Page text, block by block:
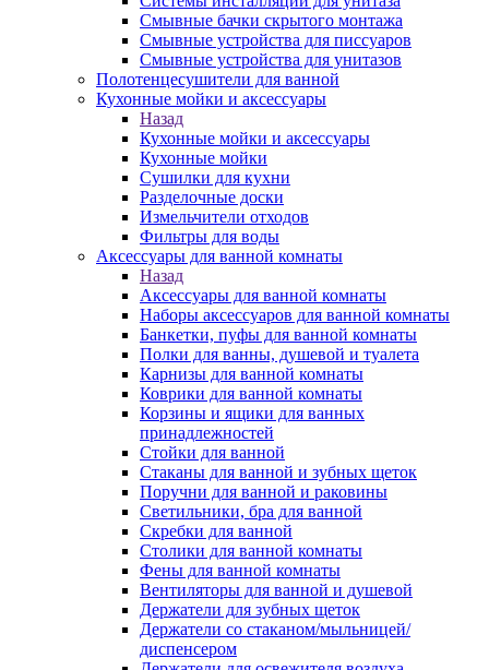
Смывные бачки скрытого монтажа
Смывные устройства для писсуаров
Смывные устройства для унитазов
Полотенцесушители для ванной
Кухонные мойки и аксессуары
Назад
Кухонные мойки и аксессуары
Кухонные мойки
Сушилки для кухни
Разделочные доски
Измельчители отходов
Фильтры для воды
Аксессуары для ванной комнаты
Назад
Аксессуары для ванной комнаты
Наборы аксессуаров для ванной комнаты
Банкетки, пуфы для ванной комнаты
Полки для ванны, душевой и туалета
Карнизы для ванной комнаты
Коврики для ванной комнаты
Корзины и ящики для ванных
принадлежностей
Стойки для ванной
Стаканы для ванной и зубных щеток
Поручни для ванной и раковины
Светильники, бра для ванной
Скребки для ванной
Столики для ванной комнаты
Фены для ванной комнаты
Вентиляторы для ванной и душевой
Держатели для зубных щеток
Держатели со стаканом/мыльницей/
диспенсером